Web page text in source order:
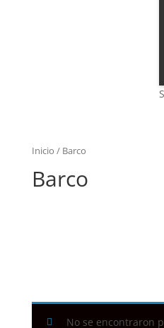
Inicio / Barco
Barco
No se encontraron